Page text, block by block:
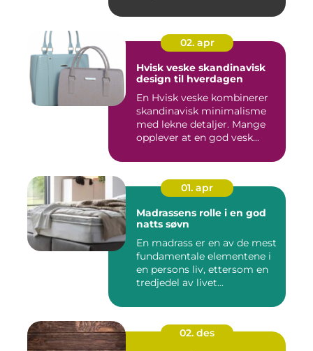
02. apr
Hvisk veske skandinavisk
design til hverdagen
En Hvisk veske kombinerer
skandinavisk minimalisme
med lekne detaljer. Mange
opplever at en god vesk...
01. apr
Madrassens rolle i en god
natts søvn
En madrass er en av de mest
fundamentale elementene i
en persons liv, ettersom en
tredjedel av livet...
02. des